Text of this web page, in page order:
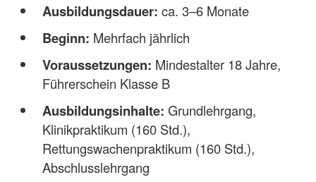
Ausbildungsdauer: ca. 3–6 Monate
Beginn: Mehrfach jährlich
Voraussetzungen: Mindestalter 18 Jahre,
Führerschein Klasse B
Ausbildungsinhalte: Grundlehrgang,
Klinikpraktikum (160 Std.),
Rettungswachenpraktikum (160 Std.),
Abschlusslehrgang